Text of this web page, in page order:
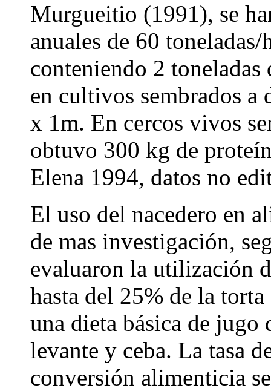
Murgueitio (1991), se
anuales de 60
conteniendo 2
en cultivos sembrados a
x 1m. En cercos vivos
obtuvo 300 kg de
Elena 1994, datos no
El uso del nacedero en
de mas investigación,
evaluaron la utilización
hasta del 25% de la
una dieta básica de jugo
levante y ceba. La tasa
conversión alimenticia